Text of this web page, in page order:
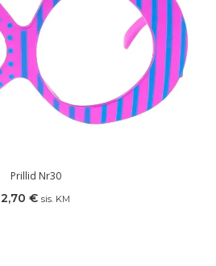
Prillid Nr30
2,70 € sis. KM